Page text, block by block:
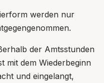
werden nur
der Amtsstunden
mit dem Wiederbeginn
und eingelangt,